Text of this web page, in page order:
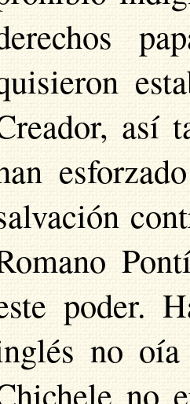
así
poder.
no oía
no